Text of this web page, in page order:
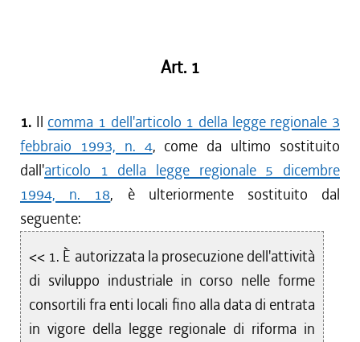
Art. 1
1. Il comma 1 dell'articolo 1 della legge regionale 3
febbraio 1993, n. 4, come da ultimo sostituito
dall'articolo 1 della legge regionale 5 dicembre
1994, n. 18, è ulteriormente sostituito dal
seguente:
<< 1. È autorizzata la prosecuzione dell'attività
di sviluppo industriale in corso nelle forme
consortili fra enti locali fino alla data di entrata
in vigore della legge regionale di riforma in